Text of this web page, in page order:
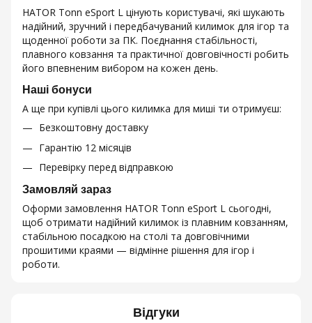
HATOR Tonn eSport L цінують користувачі, які шукають
надійний, зручний і передбачуваний килимок для ігор та
щоденної роботи за ПК. Поєднання стабільності,
плавного ковзання та практичної довговічності робить
його впевненим вибором на кожен день.
Наші бонуси
А ще при купівлі цього килимка для миші ти отримуєш:
Безкоштовну доставку
Гарантію 12 місяців
Перевірку перед відправкою
Замовляй зараз
Оформи замовлення HATOR Tonn eSport L сьогодні,
щоб отримати надійний килимок із плавним ковзанням,
стабільною посадкою на столі та довговічними
прошитими краями — відмінне рішення для ігор і
роботи.
Відгуки